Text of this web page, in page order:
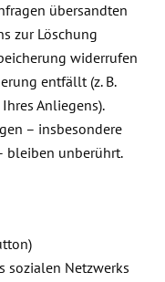
übersandten
zur Löschung
widerrufen
entfällt (z. B.
Anliegens).
– insbesondere
bleiben unberührt.
sozialen Netzwerks